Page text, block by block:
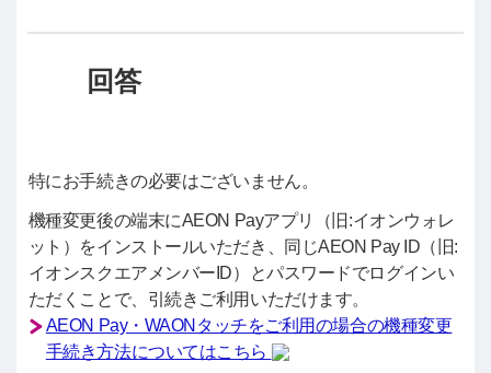
特にお手続きの必要はございません。
機種変更後の端末にAEON Payアプリ（旧:イオンウォレ
ット）をインストールいただき、同じAEON Pay ID（旧:
イオンスクエアメンバーID）とパスワードでログインい
ただくことで、引続きご利用いただけます。
AEON Pay・WAONタッチをご利用の場合の機種変更
手続き方法についてはこちら